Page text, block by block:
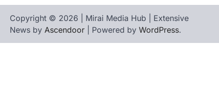
Copyright © 2026 | Mirai Media Hub | Extensive
News by Ascendoor | Powered by WordPress.